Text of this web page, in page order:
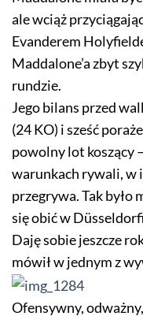
ale wciąż
Evanderem
Maddalone’a zbyt
rundzie.
Jego bilans przed
(24 KO) i sześć
powolny lot koszący
warunkach rywali, w
przegrywa. Tak było
się obić w
Daję sobie jeszcze
mówił w jednym z
Ofensywny,